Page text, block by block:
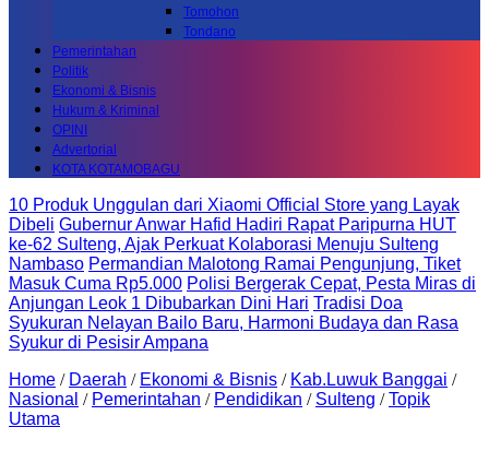
Tomohon
Tondano
Pemerintahan
Politik
Ekonomi & Bisnis
Hukum & Kriminal
OPINI
Advertorial
KOTA KOTAMOBAGU
10 Produk Unggulan dari Xiaomi Official Store yang Layak
Dibeli Gubernur Anwar Hafid Hadiri Rapat Paripurna HUT
ke-62 Sulteng, Ajak Perkuat Kolaborasi Menuju Sulteng
Nambaso Permandian Malotong Ramai Pengunjung, Tiket
Masuk Cuma Rp5.000 Polisi Bergerak Cepat, Pesta Miras di
Anjungan Leok 1 Dibubarkan Dini Hari Tradisi Doa
Syukuran Nelayan Bailo Baru, Harmoni Budaya dan Rasa
Syukur di Pesisir Ampana
Home / Daerah / Ekonomi & Bisnis / Kab.Luwuk Banggai /
Nasional / Pemerintahan / Pendidikan / Sulteng /Topik
Utama